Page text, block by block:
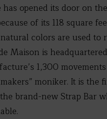
opened its door on
of its 118 square
colors are used to
Maison is
1,300
moniker. It is the
brand-new Strap Bar